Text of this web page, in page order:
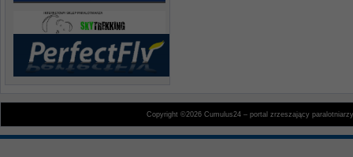
Copyright ©2026 Cumulus24 – portal zrzeszający